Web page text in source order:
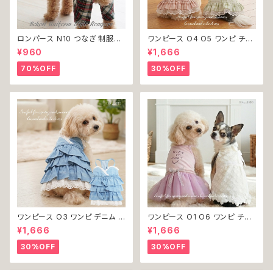
ロンパース N10 つなぎ 制服風
チェック柄 グレー 灰色 コスチュ
ーム コスプレ ドッグウェア dog
犬 猫 ペット 服 犬服 洋服 オシ
ャレ かわいい 小型犬 返品交換
不可
¥960
70%OFF
ワンピース O4 O5 ワンピ チェ
ック プリーツ レース 女の子 犬
犬服 小型 猫 服 洋服 ペット do
g ドッグウェア おしゃれ かわい
い 返品交換不可
¥1,666
30%OFF
ワンピース O3 ワンピ デニム プ
リーツ レース 女の子 犬 犬服
小型 猫 服 洋服 ペット dog ド
ッグウェア おしゃれ かわいい 返
品交換不可
¥1,666
30%OFF
ワンピース O1 O6 ワンピ チュ
ール レース 花 フラワー 女の子
犬 犬服 小型 猫 服 洋服 ペット
dog ドッグウェア おしゃれ かわ
いい 返品交換不可
¥1,666
30%OFF